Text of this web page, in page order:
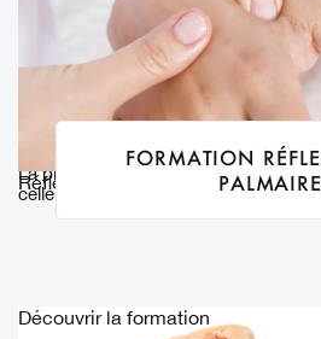
Réflexologies
FORMATION
PALMAIRE
La plupart des gens associent la
celle des mains présente certains
Découvrir la formation